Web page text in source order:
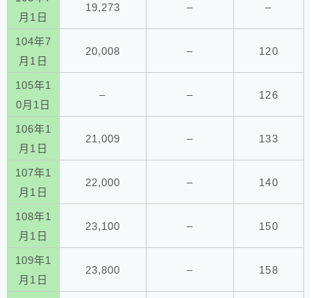
月1日
19,273 – –
104年7
月1日
20,008 – 120
105年1
0月1日
– – 126
106年1
月1日
21,009 – 133
107年1
月1日
22,000 – 140
108年1
月1日
23,100 – 150
109年1
月1日
23,800 – 158